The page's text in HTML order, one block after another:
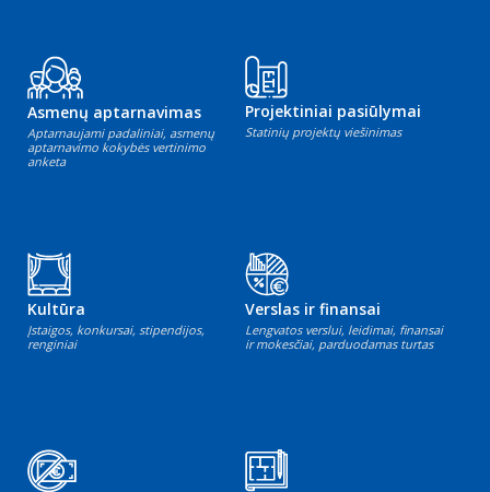
Asmenų aptarnavimas
Aptarnaujami padaliniai, asmenų
aptarnavimo kokybės vertinimo
anketa
Projektiniai pasiūlymai
Statinių projektų viešinimas
Kultūra
Įstaigos, konkursai, stipendijos,
renginiai
Verslas ir finansai
Lengvatos verslui, leidimai, finansai
ir mokesčiai, parduodamas turtas